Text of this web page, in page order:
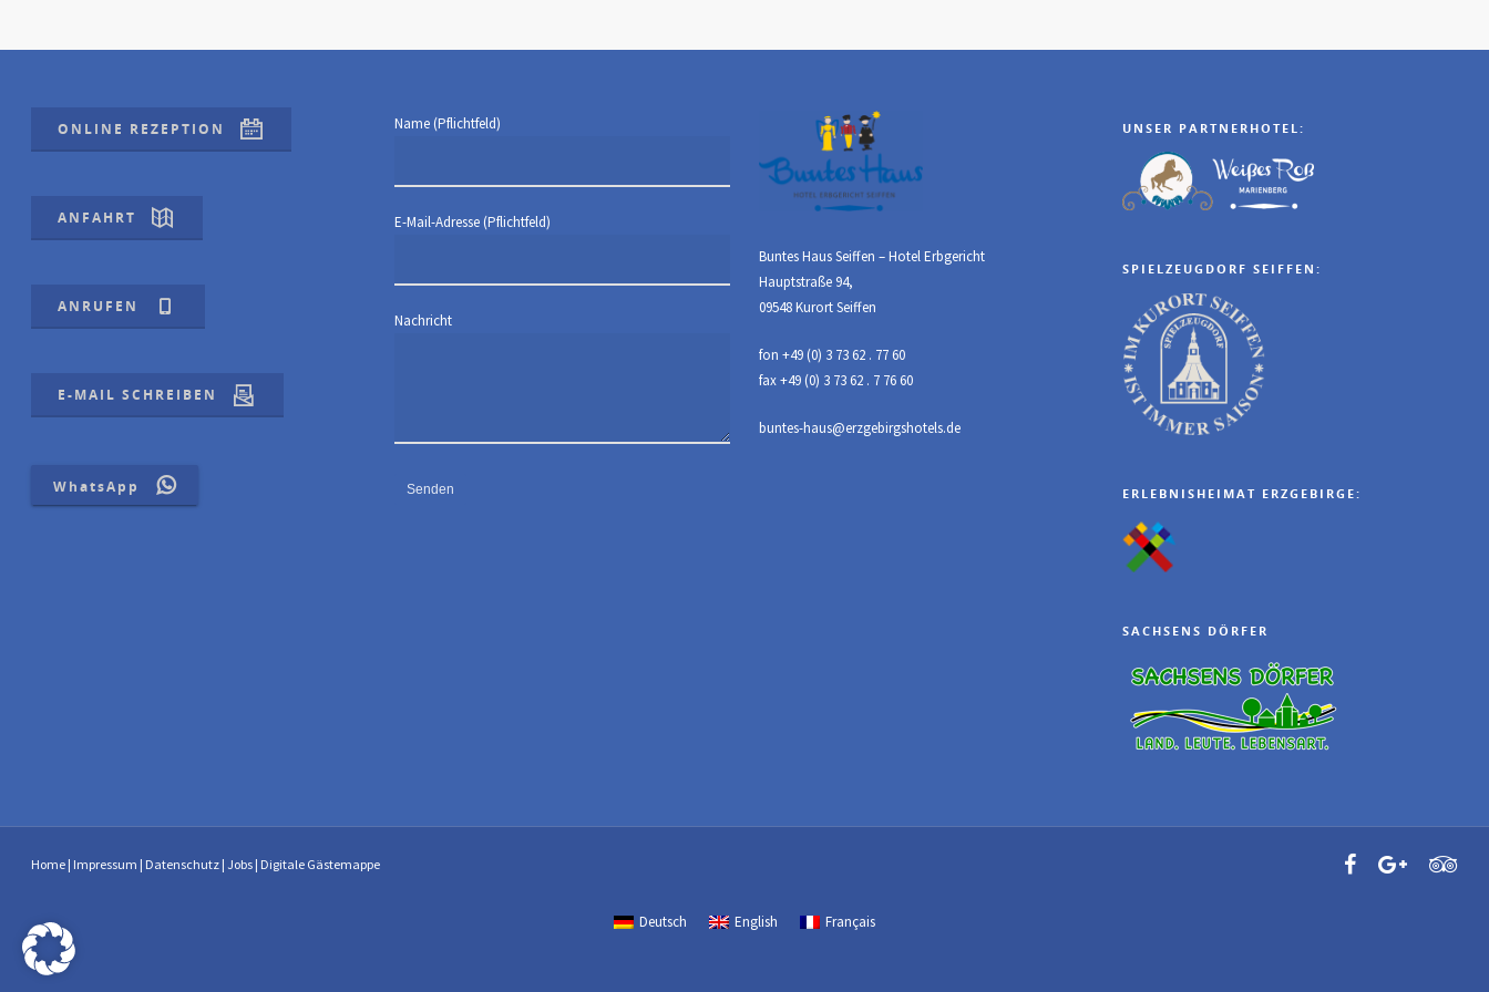
ONLINE REZEPTION
ANFAHRT
ANRUFEN
E-MAIL SCHREIBEN
WhatsApp
Name (Pflichtfeld)
E-Mail-Adresse (Pflichtfeld)
Nachricht
Buntes Haus Seiffen – Hotel Erbgericht
Hauptstraße 94,
09548 Kurort Seiffen
fon +49 (0) 3 73 62 . 77 60
fax +49 (0) 3 73 62 . 7 76 60
buntes-haus@erzgebirgshotels.de
UNSER PARTNERHOTEL:
SPIELZEUGDORF SEIFFEN:
ERLEBNISHEIMAT ERZGEBIRGE:
SACHSENS DÖRFER
Home | Impressum | Datenschutz | Jobs | Digitale Gästemappe
Deutsch English Français